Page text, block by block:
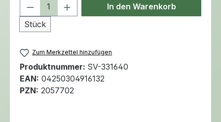
Produkt Anzahl: Gib den
Stück
In den Warenkorb
Zum Merkzettel hinzufügen
Produktnummer: SV-331640
EAN: 04250304916132
PZN: 2057702